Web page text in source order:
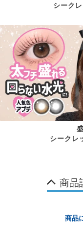
シーク
シークレ
商品
商品